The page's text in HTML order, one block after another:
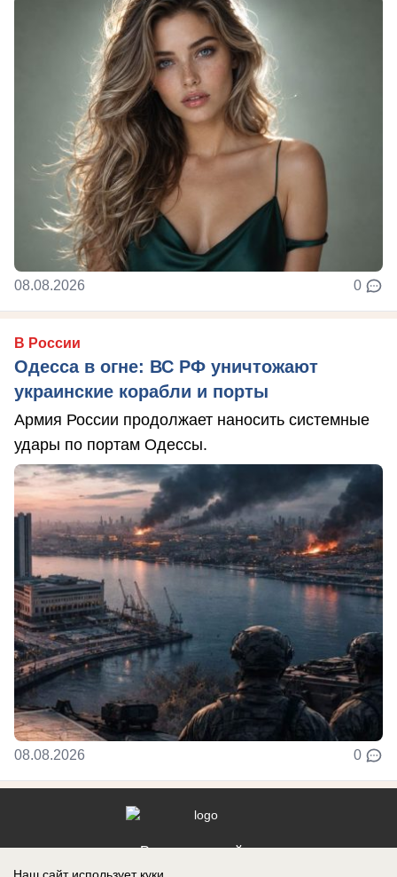
08.08.2026 0
В России
Одесса в огне: ВС РФ уничтожают
украинские корабли и порты
Армия России продолжает наносить системные
удары по портам Одессы.
08.08.2026 0
Реклама на сайте